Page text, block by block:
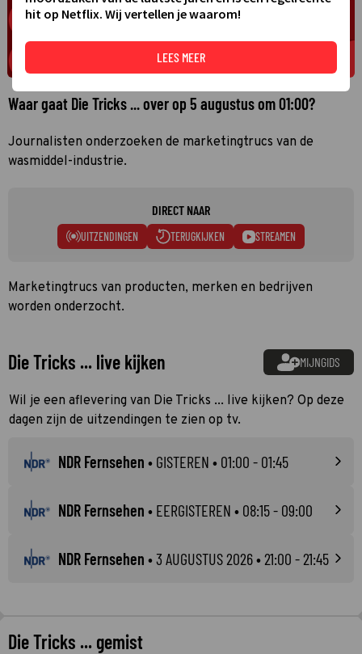
Waar gaat Die Tricks ... over op 5 augustus om 01:00?
Journalisten onderzoeken de marketingtrucs van de
wasmiddel-industrie.
DIRECT NAAR
UITZENDINGEN TERUGKIJKEN STREAMEN
Marketingtrucs van producten, merken en bedrijven
worden onderzocht.
Die Tricks ... live kijken MIJNGIDS
Wil je een aflevering van Die Tricks ... live kijken? Op deze
dagen zijn de uitzendingen te zien op tv.
NDR Fernsehen • GISTEREN • 01:00 - 01:45
NDR Fernsehen • EERGISTEREN • 08:15 - 09:00
NDR Fernsehen •3 AUGUSTUS 2026• 21:00 - 21:45
Die Tricks ... gemist
hit op Netflix. Wij vertellen je waarom!
LEES MEER